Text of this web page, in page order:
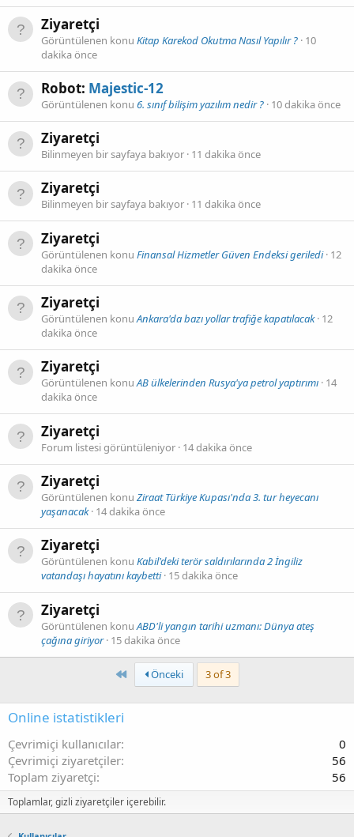
Ziyaretçi
Görüntülenen konu Kitap Karekod Okutma Nasıl Yapılır ? 10
dakika önce
Robot: Majestic-12
Görüntülenen konu 6. sınıf bilişim yazılım nedir ? 10 dakika önce
Ziyaretçi
Bilinmeyen bir sayfaya bakıyor 11 dakika önce
Ziyaretçi
Bilinmeyen bir sayfaya bakıyor 11 dakika önce
Ziyaretçi
Görüntülenen konu Finansal Hizmetler Güven Endeksi geriledi 12
dakika önce
Ziyaretçi
Görüntülenen konuAnkara'da bazı yollar trafiğe kapatılacak 12
dakika önce
Ziyaretçi
Görüntülenen konuAB ülkelerinden Rusya'ya petrol yaptırımı 14
dakika önce
Ziyaretçi
Forum listesi görüntüleniyor 14 dakika önce
Ziyaretçi
Görüntülenen konu Ziraat Türkiye Kupası'nda 3. tur heyecanı
yaşanacak 14 dakika önce
Ziyaretçi
Görüntülenen konu Kabil'deki terör saldırılarında 2 İngiliz
vatandaşı hayatını kaybetti 15 dakika önce
Ziyaretçi
Görüntülenen konuABD'li yangın tarihi uzmanı: Dünya ateş
çağına giriyor 15 dakika önce
First Önceki 3 of 3
Online istatistikleri
Çevrimiçi kullanıcılar
0
Çevrimiçi ziyaretçiler
56
Toplam ziyaretçi
56
Toplamlar, gizli ziyaretçiler içerebilir.